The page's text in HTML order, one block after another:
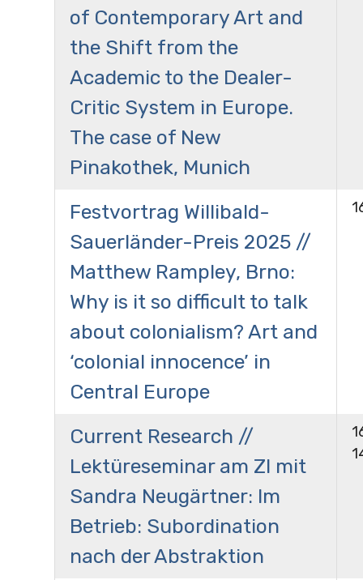
of Contemporary Art and
the Shift from the
Academic to the Dealer-
Critic System in Europe.
The case of New
Pinakothek, Munich
Festvortrag Willibald-
Sauerländer-Preis 2025 //
Matthew Rampley, Brno:
Why is it so difficult to talk
about colonialism? Art and
‘colonial innocence’ in
Central Europe
Current Research //
Lektüreseminar am ZI mit
Sandra Neugärtner: Im
Betrieb: Subordination
nach der Abstraktion